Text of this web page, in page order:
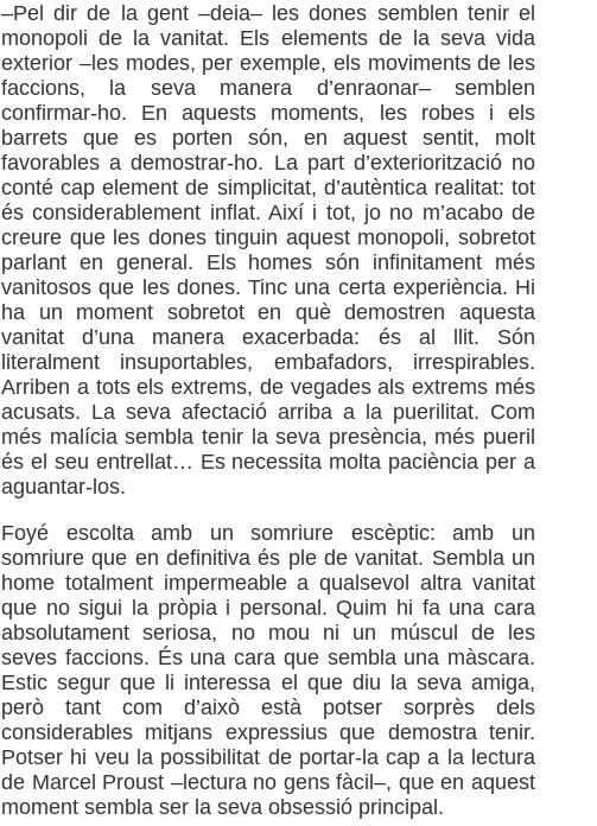
–Pel dir de la gent –deia– les dones semblen tenir el
monopoli de la vanitat. Els elements de la seva vida
exterior –les modes, per exemple, els moviments de les
faccions, la seva manera d’enraonar– semblen
confirmar-ho. En aquests moments, les robes i els
barrets que es porten són, en aquest sentit, molt
favorables a demostrar-ho. La part d’exteriorització no
conté cap element de simplicitat, d’autèntica realitat: tot
és considerablement inflat. Així i tot, jo no m’acabo de
creure que les dones tinguin aquest monopoli, sobretot
parlant en general. Els homes són infinitament més
vanitosos que les dones. Tinc una certa experiència. Hi
ha un moment sobretot en què demostren aquesta
vanitat d’una manera exacerbada: és al llit. Són
literalment insuportables, embafadors, irrespirables.
Arriben a tots els extrems, de vegades als extrems més
acusats. La seva afectació arriba a la puerilitat. Com
més malícia sembla tenir la seva presència, més pueril
és el seu entrellat… Es necessita molta paciència per a
aguantar-los.
Foyé escolta amb un somriure escèptic: amb un
somriure que en definitiva és ple de vanitat. Sembla un
home totalment impermeable a qualsevol altra vanitat
que no sigui la pròpia i personal. Quim hi fa una cara
absolutament seriosa, no mou ni un múscul de les
seves faccions. És una cara que sembla una màscara.
Estic segur que li interessa el que diu la seva amiga,
però tant com d’això està potser sorprès dels
considerables mitjans expressius que demostra tenir.
Potser hi veu la possibilitat de portar-la cap a la lectura
de Marcel Proust –lectura no gens fàcil–, que en aquest
moment sembla ser la seva obsessió principal.